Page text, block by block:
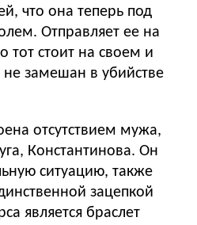
что она теперь под
Отправляет ее на
тот стоит на своем и
не замешан в убийстве
отсутствием мужа,
Константинова. Он
ситуацию, также
зацепкой
является браслет